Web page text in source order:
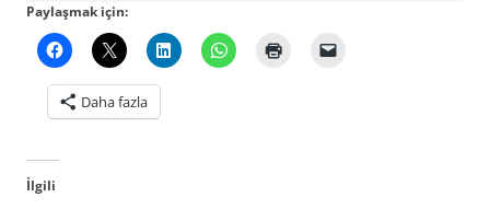
Paylaşmak için:
Daha fazla
İlgili